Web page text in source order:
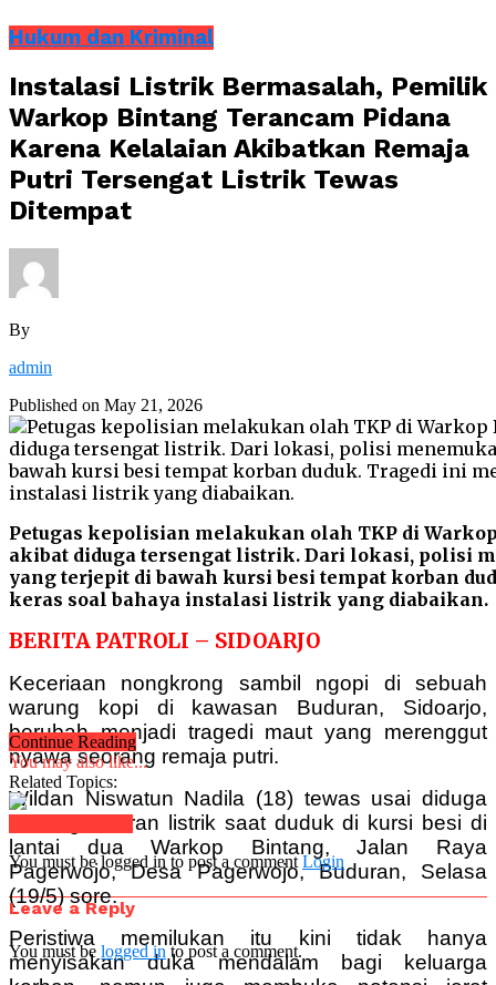
Hukum dan Kriminal
Instalasi Listrik Bermasalah, Pemilik
Warkop Bintang Terancam Pidana
Karena Kelalaian Akibatkan Remaja
Putri Tersengat Listrik Tewas
Ditempat
By
admin
Published on May 21, 2026
Petugas kepolisian melakukan olah TKP di
akibat diduga tersengat listrik. Dari lokasi, polisi
yang terjepit di bawah kursi besi tempat korban
keras soal bahaya instalasi listrik yang diabaikan.
BERITA PATROLI – SIDOARJO
Keceriaan nongkrong sambil ngopi di sebuah
warung kopi di kawasan Buduran, Sidoarjo,
berubah menjadi tragedi maut yang merenggut
nyawa seorang remaja putri.
Wildan Niswatun Nadila (18) tewas usai diduga
tersengat aliran listrik saat duduk di kursi besi di
lantai dua Warkop Bintang, Jalan Raya
Pagerwojo, Desa Pagerwojo, Buduran, Selasa
(19/5) sore.
Peristiwa memilukan itu kini tidak hanya
menyisakan duka mendalam bagi keluarga
Continue Reading
You may also like...
Related Topics:
You must be logged in to post a comment Login
Leave a Reply
You must be logged into post a comment.